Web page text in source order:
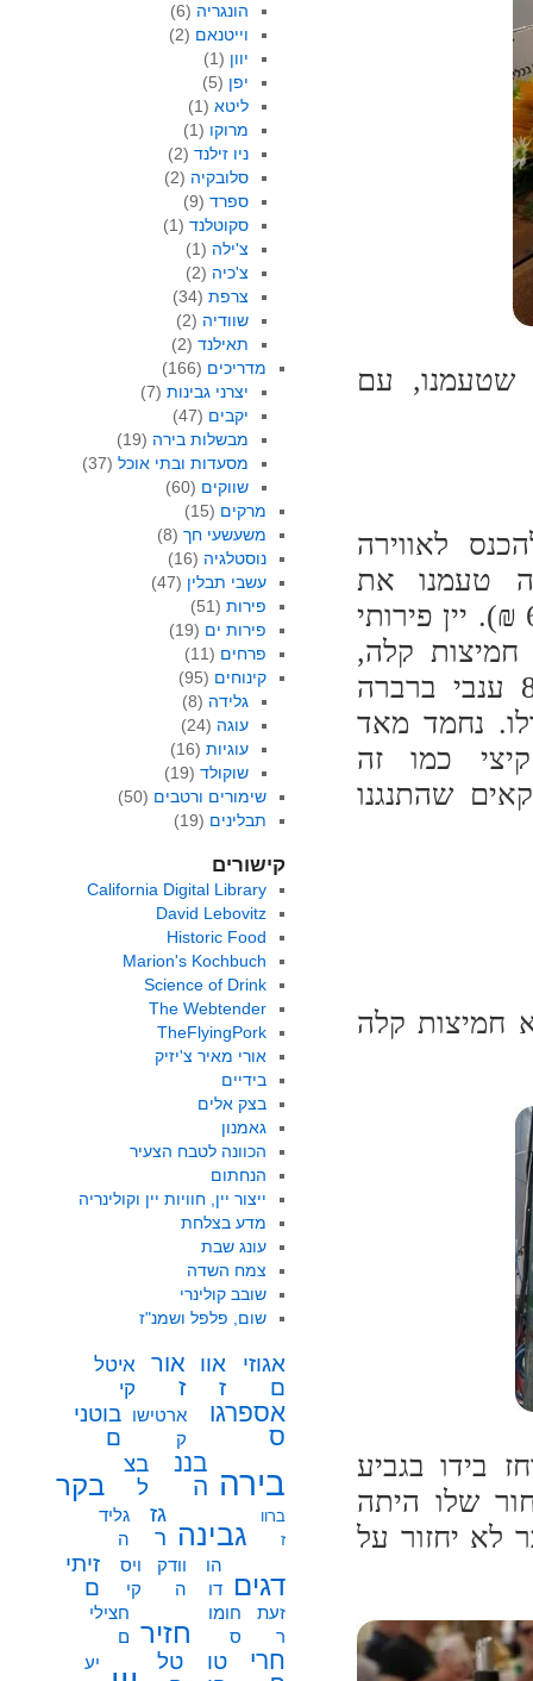
שטעמנו, עם
לאווירה
טעמנו את
(65 ₪). יין פירותי
קלה,
שמורכב מ-80% ענבי ברברה
מרלו. נחמד מאד
כמו זה
שהתנגנו
חמיצות קלה
בידו בגביע
שלו היתה
לא יחזור על
הונגריה (6)
וייטנאם (2)
יוון (1)
יפן (5)
ליטא (1)
מרוקו (1)
ניו זילנד (2)
סלובקיה (2)
ספרד (9)
סקוטלנד (1)
צ'ילה (1)
צ'כיה (2)
צרפת (34)
שוודיה (2)
תאילנד (2)
מדריכים (166)
יצרני גבינות (7)
יקבים (47)
מבשלות בירה (19)
מסעדות ובתי אוכל (37)
שווקים (60)
מרקים (15)
משעשעי חך(8)
נוסטלגיה (16)
עשבי תבלין (47)
פירות(51)
פירות ים (19)
פרחים (11)
קינוחים (95)
גלידה (8)
עוגה (24)
עוגיות (16)
שוקולד (19)
שימורים ורטבים (50)
תבלינים (19)
קישורים
California Digital Library
David Lebovitz
Historic Food
Marion's Kochbuch
Science of Drink
The Webtender
TheFlyingPork
אורי מאיר צ'יזיק
בידיים
בצק אלים
גאמנון
הכוונה לטבח הצעיר
הנחתום
ייצור יין, חוויות יין וקולינריה
מדע בצלחת
עונג שבת
צמח השדה
שובב קולינרי
שום, פלפל ושמנ"ז
אגוזי
ם
אוו
ז
אור
ז
איטל
קי
אספרגו
ס
ארטישו
ק
בוטני
ם
בירה
בננ
ה
בצ
ל
בקר
ברוו
ז
גבינה
גז
ר
גליד
ה
דגים
הו
דו
וודק
ה
ויס
קי
זיתי
ם
זעת
ר
חומו
ס
חזיר
חצילי
ם
חרי
טו
טל
יע